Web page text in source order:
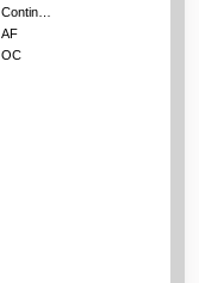
Contin…
AF
OC